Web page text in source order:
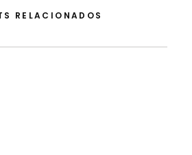
RELACIONADOS